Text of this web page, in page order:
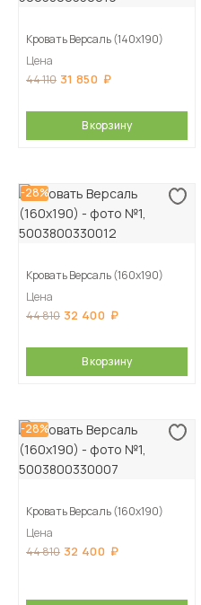
Кровать Версаль (140х190)
Цена
44 110 31 850
В корзину
-28%
Кровать Версаль (160х190)
Цена
44 810 32 400
В корзину
-28%
Кровать Версаль (160х190)
Цена
44 810 32 400